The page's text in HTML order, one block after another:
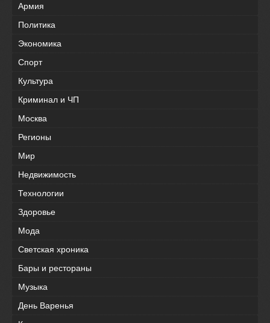
Армия
Политика
Экономика
Спорт
Культура
Криминал и ЧП
Москва
Регионы
Мир
Недвижимость
Технологии
Здоровье
Мода
Светская хроника
Бары и рестораны
Музыка
День Варенья